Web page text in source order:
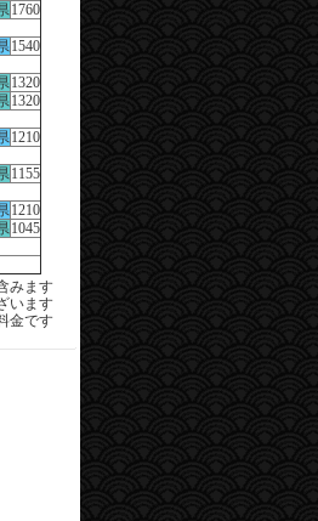
1760
1540
1320
1320
1210
1155
1210
1045
みます
います
金です